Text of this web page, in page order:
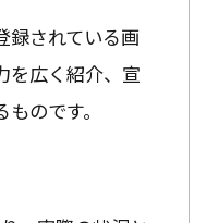
録されている画
を広く紹介、宣
のです。